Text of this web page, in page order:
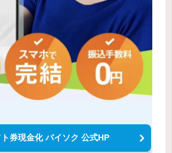
券現金化 バイソク 公式HP